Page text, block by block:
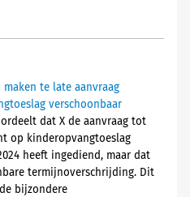
te late aanvraag
verschoonbaar
dat X de aanvraag tot
op kinderopvangtoeslag
heeft ingediend, maar dat
termijnoverschrijding. Dit
bijzondere